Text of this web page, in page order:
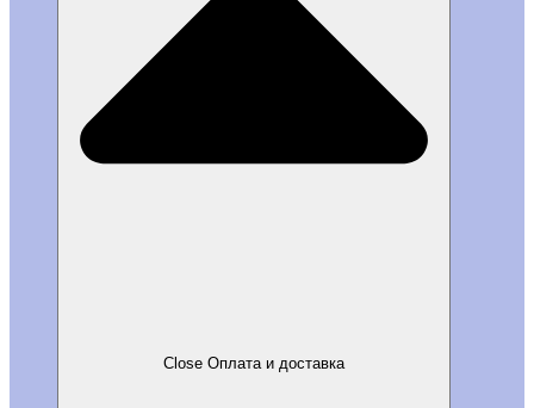
Close Оплата и доставка